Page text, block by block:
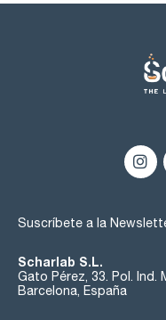
Suscríbete a la
Scharlab S.L.
Gato Pérez, 33. Pol. Ind.
Barcelona, España